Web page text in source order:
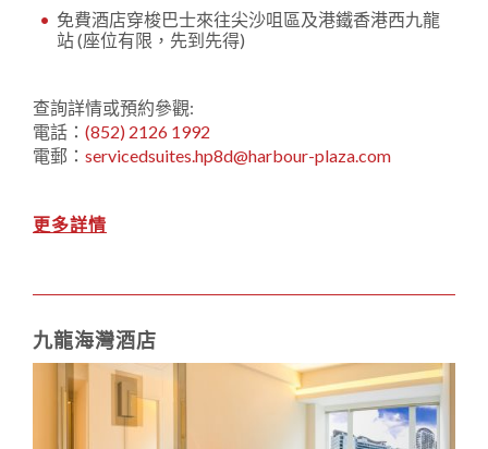
免費酒店穿梭巴士來往尖沙咀區及港鐵香港西九龍
站 (座位有限，先到先得)
查詢詳情或預約參觀:
電話： (852) 2126 1992
電郵： servicedsuites.hp8d@harbour-plaza.com
更多詳情
九龍海灣酒店